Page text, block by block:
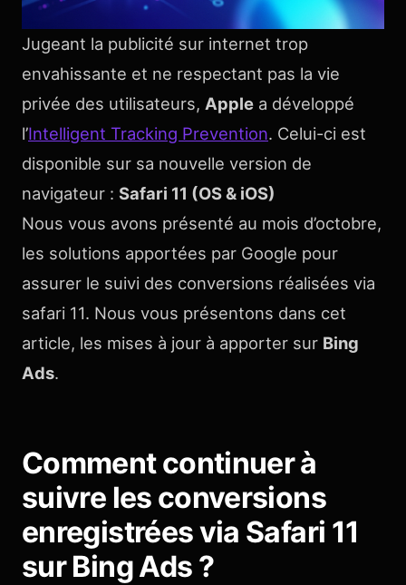
Jugeant la publicité sur internet trop
envahissante et ne respectant pas la vie
privée des utilisateurs, Apple a développé
l’Intelligent Tracking Prevention. Celui-ci est
disponible sur sa nouvelle version de
navigateur : Safari 11 (OS & iOS)
Nous vous avons présenté au mois d’octobre,
les solutions apportées par Google pour
assurer le suivi des conversions réalisées via
safari 11. Nous vous présentons dans cet
article, les mises à jour à apporter sur Bing
Ads.
Comment continuer à
suivre les conversions
enregistrées via Safari 11
sur Bing Ads ?